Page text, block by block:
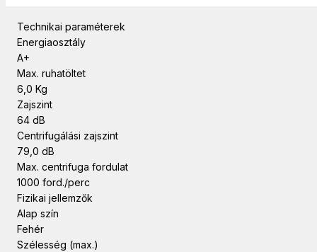
Technikai paraméterek
Energiaosztály
A+
Max. ruhatöltet
6,0 Kg
Zajszint
64 dB
Centrifugálási zajszint
79,0 dB
Max. centrifuga fordulat
1000 ford./perc
Fizikai jellemzők
Alap szín
Fehér
Szélesség (max.)